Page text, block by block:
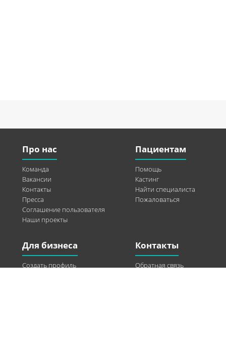
Про нас
Команда
Вакансии
Контакты
Пресса
Соглашение пользователя
Наши проекты
Пациентам
Помощь
Кастинг
Найти специалиста
Пожаловаться
Для бизнеса
Создать профиль
Контакты
Обратная связь